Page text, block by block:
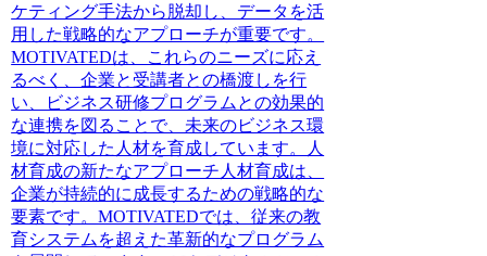
ケティング手法から脱却し、データを活
用した戦略的なアプローチが重要です。
MOTIVATEDは、これらのニーズに応え
るべく、企業と受講者との橋渡しを行
い、ビジネス研修プログラムとの効果的
な連携を図ることで、未来のビジネス環
境に対応した人材を育成しています。人
材育成の新たなアプローチ人材育成は、
企業が持続的に成長するための戦略的な
要素です。MOTIVATEDでは、従来の教
育システムを超えた革新的なプログラム